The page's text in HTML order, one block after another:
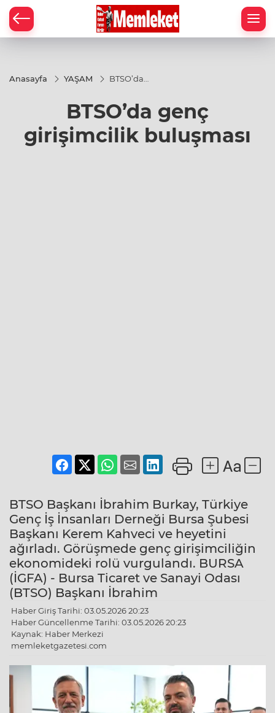
Anasayfa YAŞAM
BTSO’da
buluşması
BTSO’da genç
girişimcilik buluşması
BTSO Başkanı İbrahim Burkay, Türkiye
Genç İş İnsanları Derneği Bursa Şubesi
Başkanı Kerem Kahveci ve heyetini
ağırladı. Görüşmede genç girişimciliğin
ekonomideki rolü vurgulandı. BURSA
(İGFA) - Bursa Ticaret ve Sanayi Odası
(BTSO) Başkanı İbrahim
Haber Giriş Tarihi: 03.05.2026 20:23
Haber Güncellenme Tarihi: 03.05.2026 20:23
Kaynak: Haber Merkezi
memleketgazetesi.com